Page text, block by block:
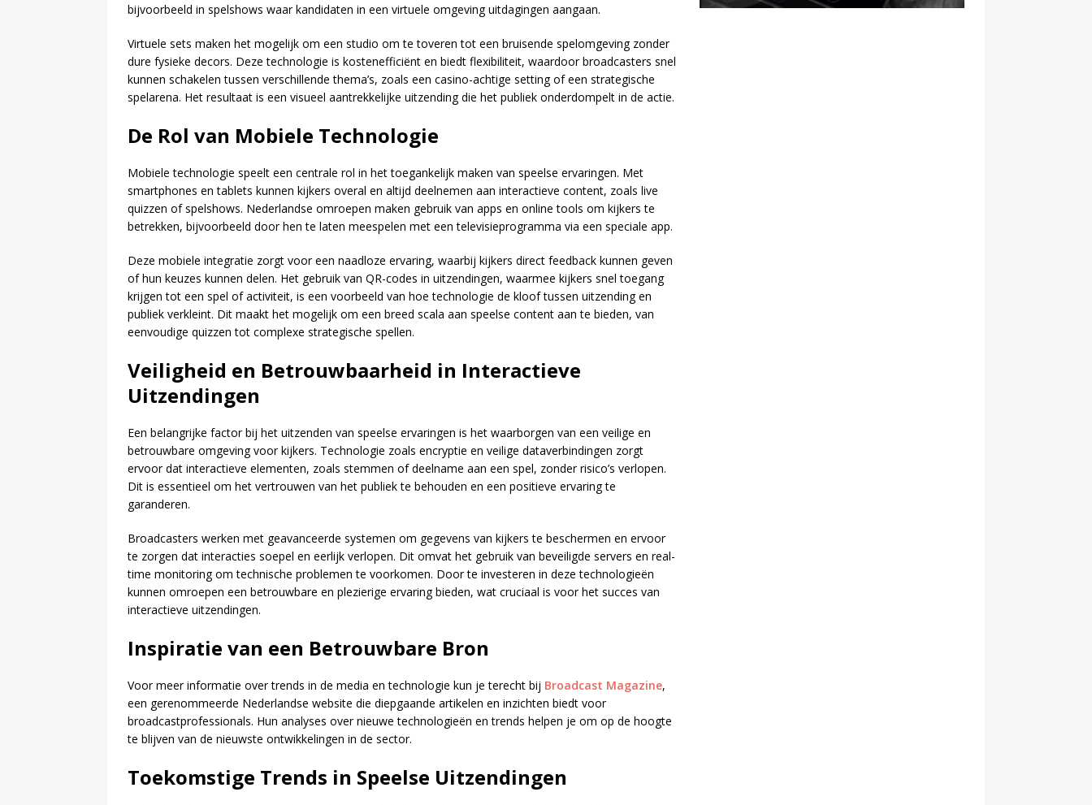
bijvoorbeeld in spelshows waar kandidaten in een virtuele omgeving uitdagingen aangaan.
Virtuele sets maken het mogelijk om een studio om te toveren tot een bruisende spelomgeving zonder
dure fysieke decors. Deze technologie is kostenefficiënt en biedt flexibiliteit, waardoor broadcasters snel
kunnen schakelen tussen verschillende thema’s, zoals een casino-achtige setting of een strategische
spelarena. Het resultaat is een visueel aantrekkelijke uitzending die het publiek onderdompelt in de actie.
De Rol van Mobiele Technologie
Mobiele technologie speelt een centrale rol in het toegankelijk maken van speelse ervaringen. Met
smartphones en tablets kunnen kijkers overal en altijd deelnemen aan interactieve content, zoals live
quizzen of spelshows. Nederlandse omroepen maken gebruik van apps en online tools om kijkers te
betrekken, bijvoorbeeld door hen te laten meespelen met een televisieprogramma via een speciale app.
Deze mobiele integratie zorgt voor een naadloze ervaring, waarbij kijkers direct feedback kunnen geven
of hun keuzes kunnen delen. Het gebruik van QR-codes in uitzendingen, waarmee kijkers snel toegang
krijgen tot een spel of activiteit, is een voorbeeld van hoe technologie de kloof tussen uitzending en
publiek verkleint. Dit maakt het mogelijk om een breed scala aan speelse content aan te bieden, van
eenvoudige quizzen tot complexe strategische spellen.
Veiligheid en Betrouwbaarheid in Interactieve
Uitzendingen
Een belangrijke factor bij het uitzenden van speelse ervaringen is het waarborgen van een veilige en
betrouwbare omgeving voor kijkers. Technologie zoals encryptie en veilige dataverbindingen zorgt
ervoor dat interactieve elementen, zoals stemmen of deelname aan een spel, zonder risico’s verlopen.
Dit is essentieel om het vertrouwen van het publiek te behouden en een positieve ervaring te
garanderen.
Broadcasters werken met geavanceerde systemen om gegevens van kijkers te beschermen en ervoor
te zorgen dat interacties soepel en eerlijk verlopen. Dit omvat het gebruik van beveiligde servers en real-
time monitoring om technische problemen te voorkomen. Door te investeren in deze technologieën
kunnen omroepen een betrouwbare en plezierige ervaring bieden, wat cruciaal is voor het succes van
interactieve uitzendingen.
Inspiratie van een Betrouwbare Bron
Voor meer informatie over trends in de media en technologie kun je terecht bij Broadcast Magazine,
een gerenommeerde Nederlandse website die diepgaande artikelen en inzichten biedt voor
broadcastprofessionals. Hun analyses over nieuwe technologieën en trends helpen je om op de hoogte
te blijven van de nieuwste ontwikkelingen in de sector.
Toekomstige Trends in Speelse Uitzendingen